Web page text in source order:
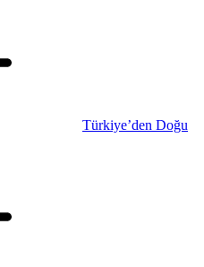
Türkiye’den Doğu